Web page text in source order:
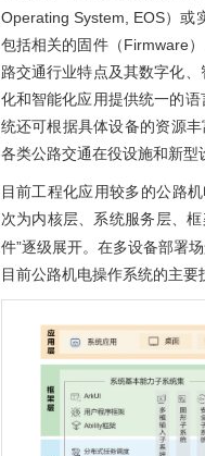
Operating System, EOS）或
包括相关的固件（Firmware
路交通行业特点及其数字化
化和智能化应用提供统一的
统还可根据具体设备的资源
各类公路交通在役设施和新型
目前工程化应用较多的公路
次为内核层、系统服务层、
件”逐级展开。在多设备部署
目前公路机电操作系统的主要